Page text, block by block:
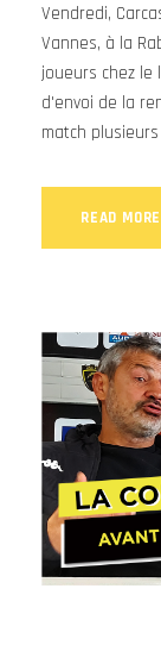
Vendredi,
Vannes, à la
joueurs chez le
d'envoi de la
match
READ MORE